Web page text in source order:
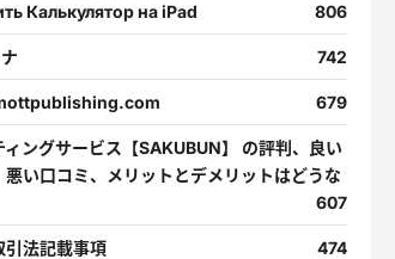
Калькулятор на iPad 806
742
679
ィングサービス【SAKUBUN】 の評判、良い
悪い口コミ、メリットとデメリットはどうな
607
引法記載事項 474